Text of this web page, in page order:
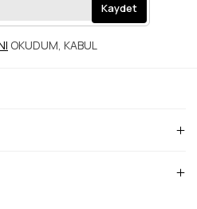
Kaydet
OKUDUM, KABUL